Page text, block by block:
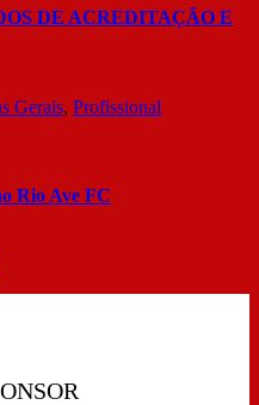
DE ACREDITAÇÃO E
Gerais, Profissional
Rio Ave FC